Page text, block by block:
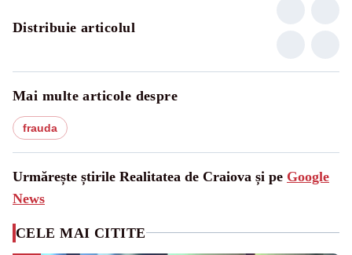
Distribuie articolul
Mai multe articole despre
frauda
Urmărește știrile Realitatea de Craiova și pe Google
News
CELE MAI CITITE